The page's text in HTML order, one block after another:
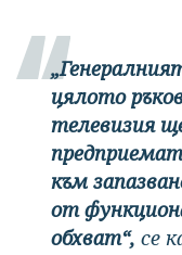
цялото
телевизия
към
от
обхват“, се